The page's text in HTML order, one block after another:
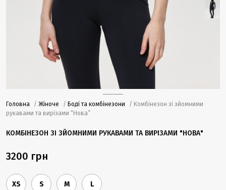
Головна / Жіноче / Боді та комбінезони
/ Комбінезон зі зйомними
рукавами та вирізами “Нова”
КОМБІНЕЗОН ЗІ ЗЙОМНИМИ РУКАВАМИ ТА ВИРІЗАМИ "НОВА"
3200 грн
XS S M L